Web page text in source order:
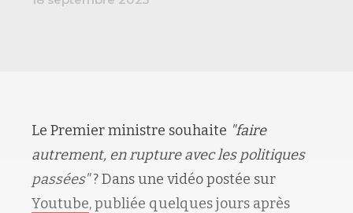
Le Premier ministre souhaite "faire
autrement, en rupture avec les politiques
passées"? Dans une vidéo postée sur
Youtube, publiée quelques jours après